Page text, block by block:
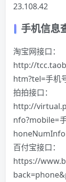
23.108.42
手机信息
淘宝网接口：
http://
htm?tel=手机
拍拍接口：
http://
nfo?mobile=
百付宝接口：
https://